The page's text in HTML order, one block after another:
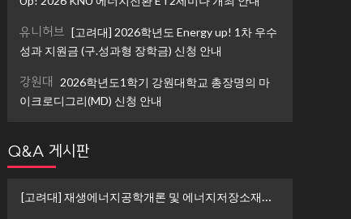
유니허브 [고려대] 2026학년도 Energy up! 1차 우수
성과 지원금 (구.성과형 장학금) 신청 안내
강원대
2026학년도1학기 강원대학교 총장명의 마
이크로디그리(MD) 신청 안내
Q&A 게시판
[고려대] 재생에너지공학개론 및 에너지저장소재설계 ...